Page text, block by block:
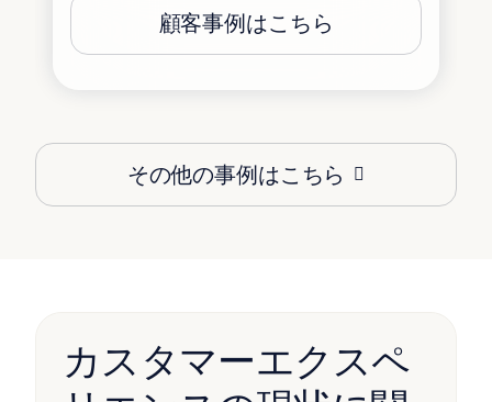
その他の事例はこちら
顧客事例はこちら
カスタマーエクスペ